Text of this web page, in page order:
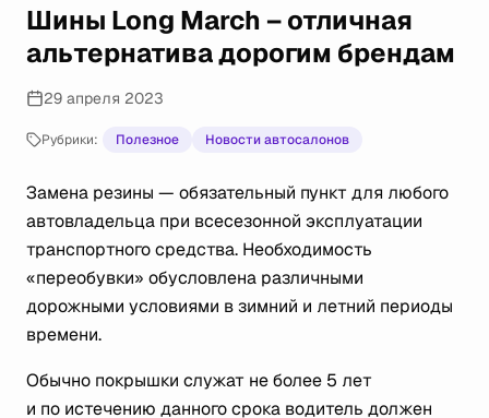
дорогим брендам
Шины Long March – отличная
альтернатива дорогим брендам
29 апреля 2023
Рубрики: Полезное Новости автосалонов
Замена резины — обязательный пункт для любого
автовладельца при всесезонной эксплуатации
транспортного средства. Необходимость
«переобувки» обусловлена различными
дорожными условиями в зимний и летний периоды
времени.
Обычно покрышки служат не более 5 лет
и по истечению данного срока водитель должен